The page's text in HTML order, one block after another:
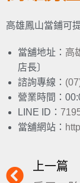
高雄鳳山當鋪可
當舖地址： 高
店長〕
諮詢專線：
營業時間：
LINE ID：
當舖網站：
上一篇